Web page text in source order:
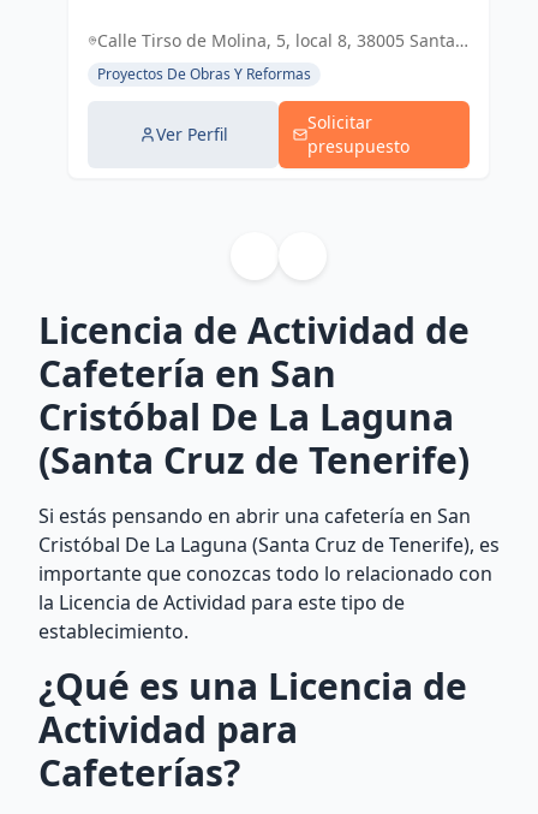
nueva.
Calle Tirso de Molina, 5, local 8, 38005 Santa
Cruz de Tenerife, España, España
Proyectos De Obras Y Reformas
Ver Perfil
Solicitar
presupuesto
Licencia de Actividad de
Cafetería en San
Cristóbal De La Laguna
(Santa Cruz de Tenerife)
Si estás pensando en abrir una cafetería en San
Cristóbal De La Laguna (Santa Cruz de Tenerife), es
importante que conozcas todo lo relacionado con
la Licencia de Actividad para este tipo de
establecimiento.
¿Qué es una Licencia de
Actividad para
Cafeterías?